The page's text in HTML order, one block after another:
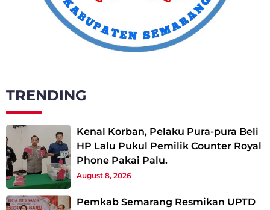
TRENDING
Kenal Korban, Pelaku Pura-pura Beli
HP Lalu Pukul Pemilik Counter Royal
Phone Pakai Palu.
August 8, 2026
Pemkab Semarang Resmikan UPTD